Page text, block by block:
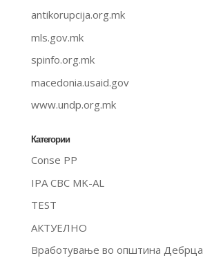
antikorupcija.org.mk
mls.gov.mk
spinfo.org.mk
macedonia.usaid.gov
www.undp.org.mk
Категории
Conse PP
IPA CBC MK-AL
TEST
АКТУЕЛНО
Вработување во општина Дебрца